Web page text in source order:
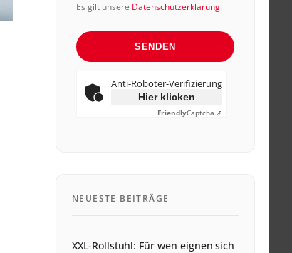
Es gilt unsere Datenschutzerklärung.
SENDEN
Anti-Roboter-Verifizierung
Hier klicken
FriendlyCaptcha ⇗
NEUESTE BEITRÄGE
XXL-Rollstuhl: Für wen eignen sich